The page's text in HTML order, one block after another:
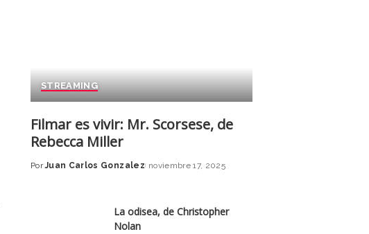
STREAMING
Filmar es vivir: Mr. Scorsese, de
Rebecca Miller
Por Juan Carlos Gonzalez noviembre 17, 2025
La odisea, de Christopher
Nolan